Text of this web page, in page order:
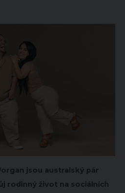
jsou australský pár
rodinný život na sociálních